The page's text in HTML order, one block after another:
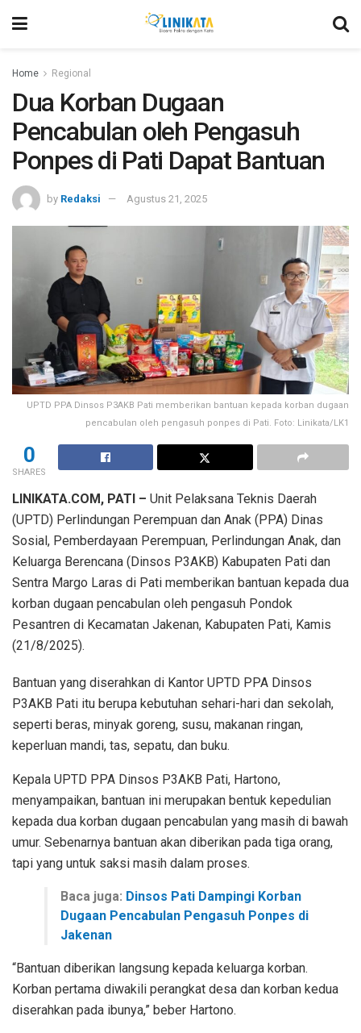
Home Regional
Dua Korban Dugaan
Pencabulan oleh Pengasuh
Ponpes di Pati Dapat Bantuan
by Redaksi Agustus 21, 2025
UPTD PPA Dinsos P3AKB Pati memberikan bantuan kepada korban dugaan
pencabulan oleh pengasuh ponpes di Pati. Foto: Linikata/LK1
0
SHARES
LINIKATA.COM, PATI – Unit Pelaksana Teknis Daerah
(UPTD) Perlindungan Perempuan dan Anak (PPA) Dinas
Sosial, Pemberdayaan Perempuan, Perlindungan Anak, dan
Keluarga Berencana (Dinsos P3AKB) Kabupaten Pati dan
Sentra Margo Laras di Pati memberikan bantuan kepada dua
korban dugaan pencabulan oleh pengasuh Pondok
Pesantren di Kecamatan Jakenan, Kabupaten Pati, Kamis
(21/8/2025).
Bantuan yang diserahkan di Kantor UPTD PPA Dinsos
P3AKB Pati itu berupa kebutuhan sehari-hari dan sekolah,
seperti beras, minyak goreng, susu, makanan ringan,
keperluan mandi, tas, sepatu, dan buku.
Kepala UPTD PPA Dinsos P3AKB Pati, Hartono,
menyampaikan, bantuan ini merupakan bentuk kepedulian
kepada dua korban dugaan pencabulan yang masih di bawah
umur. Sebenarnya bantuan akan diberikan pada tiga orang,
tapi yang untuk saksi masih dalam proses.
Baca juga: Dinsos Pati Dampingi Korban
Dugaan Pencabulan Pengasuh Ponpes di
Jakenan
“Bantuan diberikan langsung kepada keluarga korban.
Korban pertama diwakili perangkat desa dan korban kedua
diserahkan pada ibunya,” beber Hartono.